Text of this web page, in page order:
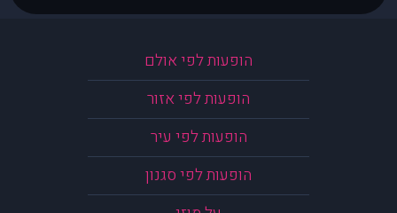
הופעות לפי אולם
הופעות לפי אזור
הופעות לפי עיר
הופעות לפי סגנון